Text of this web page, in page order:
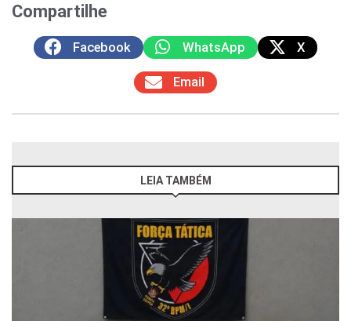
Compartilhe
Facebook WhatsApp X
Email
LEIA TAMBÉM